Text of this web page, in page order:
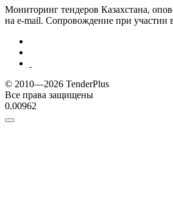
Мониторинг тендеров Казахстана,
на e-mail. Сопровождение при участии
© 2010—2026 TenderPlus
Все права защищены
0.00962